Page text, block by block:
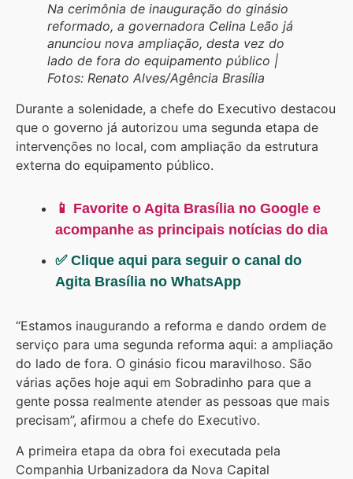
Na cerimônia de inauguração do ginásio
reformado, a governadora Celina Leão já
anunciou nova ampliação, desta vez do
lado de fora do equipamento público |
Fotos: Renato Alves/Agência Brasília
Durante a solenidade, a chefe do Executivo destacou
que o governo já autorizou uma segunda etapa de
intervenções no local, com ampliação da estrutura
externa do equipamento público.
📱 Favorite o Agita Brasília no Google e
acompanhe as principais notícias do dia
✅ Clique aqui para seguir o canal do
Agita Brasília no WhatsApp
“Estamos inaugurando a reforma e dando ordem de
serviço para uma segunda reforma aqui: a ampliação
do lado de fora. O ginásio ficou maravilhoso. São
várias ações hoje aqui em Sobradinho para que a
gente possa realmente atender as pessoas que mais
precisam”, afirmou a chefe do Executivo.
A primeira etapa da obra foi executada pela
Companhia Urbanizadora da Nova Capital